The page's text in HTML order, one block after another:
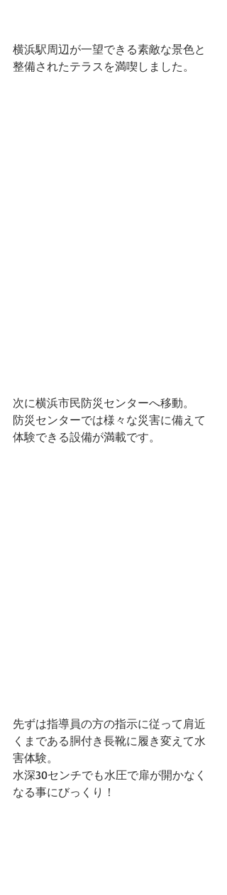
横浜駅周辺が一望できる素敵な景色と
整備されたテラスを満喫しました。
次に横浜市民防災センターへ移動。
防災センターでは様々な災害に備えて
体験できる設備が満載です。
先ずは指導員の方の指示に従って肩近
くまである胴付き長靴に履き変えて水
害体験。
水深30センチでも水圧で扉が開かなく
なる事にびっくり！